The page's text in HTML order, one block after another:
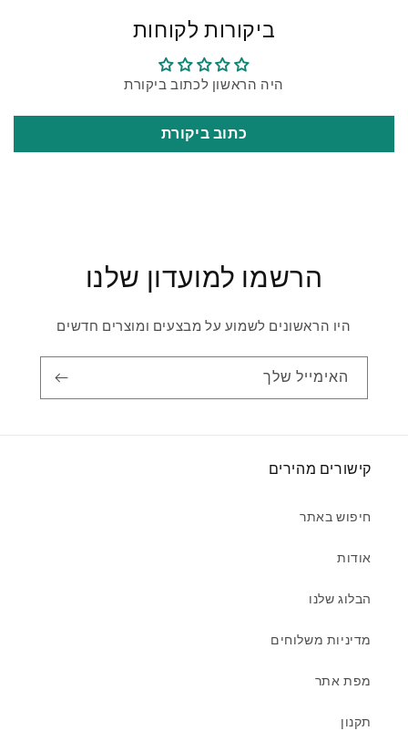
ביקורות לקוחות
היה הראשון לכתוב ביקורת
כתוב ביקורת
הרשמו למועדון שלנו
היו הראשונים לשמוע על מבצעים ומוצרים חדשים
האימייל שלך
קישורים מהירים
חיפוש באתר
אודות
הבלוג שלנו
מדיניות משלוחים
מפת אתר
תקנון